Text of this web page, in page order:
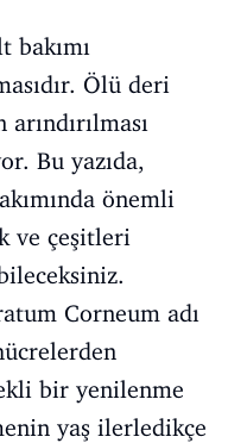
bakımı
Ölü deri
Bu yazıda,
önemli
ve çeşitleri
Corneum adı
bir yenilenme
yaş ilerledikçe